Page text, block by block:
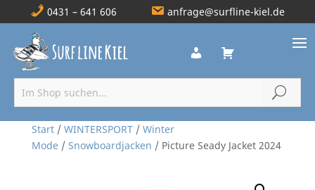
0431 – 641 606 anfrage@surfline-kiel.de
Start/ WINTERSPORT/ Winter
Mode/ Snowboardjacken / Picture Seady Jacket 2024